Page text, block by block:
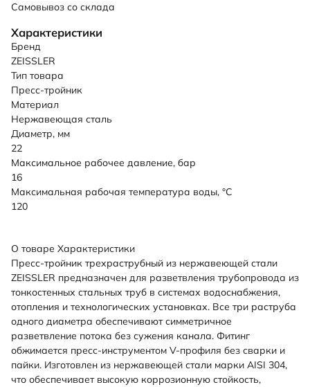
Самовывоз со склада
Характеристики
Бренд
ZEISSLER
Тип товара
Пресс-тройник
Материал
Нержавеющая сталь
Диаметр, мм
22
Максимальное рабочее давление, бар
16
Максимальная рабочая температура воды, °C
120
О товаре Характеристики
Пресс-тройник трехраструбный из нержавеющей стали
ZEISSLER предназначен для разветвления трубопровода из
тонкостенных стальных труб в системах водоснабжения,
отопления и технологических установках. Все три раструба
одного диаметра обеспечивают симметричное
разветвление потока без сужения канала. Фитинг
обжимается пресс-инструментом V-профиля без сварки и
пайки. Изготовлен из нержавеющей стали марки AISI 304,
что обеспечивает высокую коррозионную стойкость,